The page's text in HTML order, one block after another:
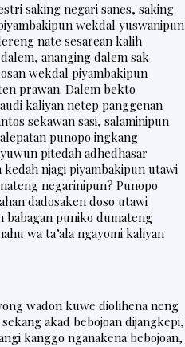
saking negari sanes, saking
wekdal yuswanipun
nate sesarean kalih
ananging dalem sak
wekdal piyambakipun
prawan. Dalem bekto
kaliyan netep panggenan
sekawan sasi, salaminipun
punopo ingkang
pitedah adhedhasar
njagi piyambakipun utawi
negarinipun? Punopo
dadosaken doso utawi
puniko dumateng
wa ta’ala ngayomi kaliyan
wadon kuwe diolihena neng
akad bebojoan dijangkepi,
kanggo nganakena bebojoan,